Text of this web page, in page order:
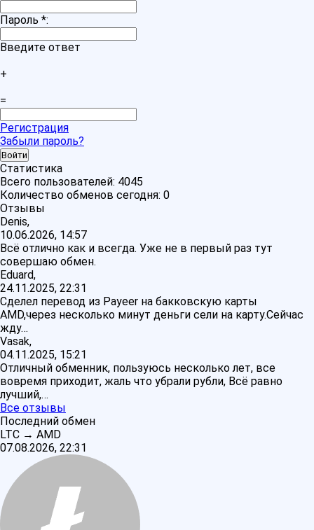
Пароль *:
Введите ответ
+
=
Регистрация
Забыли пароль?
Статистика
Всего пользователей: 4045
Количество обменов сегодня: 0
Отзывы
Denis,
10.06.2026, 14:57
Всё отлично как и всегда. Уже не в первый раз тут
совершаю обмен.
Eduard,
24.11.2025, 22:31
Сделел перевод из Payeer на бакковскую карты
AMD,через несколько минут деньги сели на карту.Сейчас
жду…
Vasak,
04.11.2025, 15:21
Отличный обменник, пользуюсь несколько лет, все
вовремя приходит, жаль что убрали рубли, Всё равно
лучший,…
Все отзывы
Последний обмен
LTC → AMD
07.08.2026, 22:31